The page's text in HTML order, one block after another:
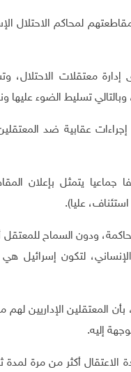
معتقلات الاحتلال،
تسليط الضوء عليها
عقابية ضد
جماعيا يتمثل بإعلان
عليا).
ودون السماح للمعتقل
لتكون إسرائيل
بأن المعتقلين الإداريين
إليه.
الاعتقال أكثر من مرة